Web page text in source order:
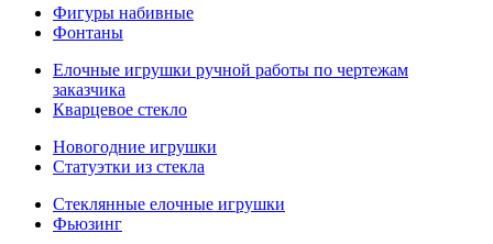
Фигуры набивные
Фонтаны
Елочные игрушки ручной работы по чертежам
заказчика
Кварцевое стекло
Новогодние игрушки
Статуэтки из стекла
Стеклянные елочные игрушки
Фьюзинг